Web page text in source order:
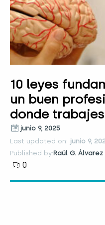
10 leyes
un buen
donde
junio 9, 2025
Last updated on: junio 9,
Published by:Raúl G. Álvarez
0